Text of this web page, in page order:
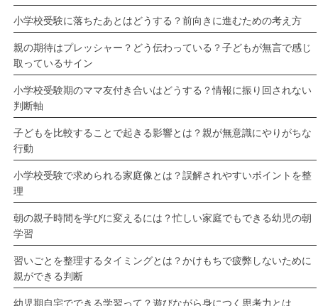
小学校受験に落ちたあとはどうする？前向きに進むための考え方
親の期待はプレッシャー？どう伝わっている？子どもが無言で感じ
取っているサイン
小学校受験期のママ友付き合いはどうする？情報に振り回されない
判断軸
子どもを比較することで起きる影響とは？親が無意識にやりがちな
行動
小学校受験で求められる家庭像とは？誤解されやすいポイントを整
理
朝の親子時間を学びに変えるには？忙しい家庭でもできる幼児の朝
学習
習いごとを整理するタイミングとは？かけもちで疲弊しないために
親ができる判断
幼児期自宅でできる学習って？遊びながら身につく思考力とは